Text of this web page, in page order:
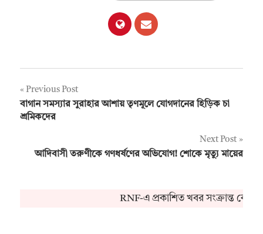
Post
navigation
Previous Post
বাগান সমস্যার সুরাহার আশায় তৃণমূলে যোগদানের হিড়িক চা
শ্রমিকদের
Next Post
আদিবাসী তরুণীকে গণধর্ষণের অভিযোগ! শোকে মৃত্যু মায়ের
RNF-এ প্রকাশিত খবর সংক্রান্ত